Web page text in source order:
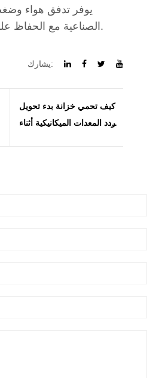
يوفر تدفق هواء
الصناعية مع الحفاظ على المتانة وكفاءة الطاقة.
يشارك:
كيف تحمي خزانة بدء تحويل
التردد المعدات الميكانيكية أثناء